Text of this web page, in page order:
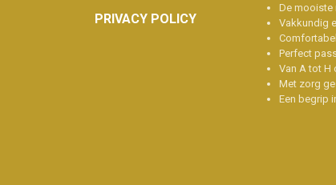
PRIVACY POLICY
De mooiste
Vakkundig
Perfect
Van A tot H
Met zorg
Een begrip